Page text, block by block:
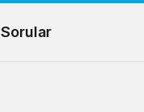
Sorular